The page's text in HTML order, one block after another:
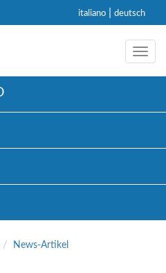
italiano deutsch
News-Artikel